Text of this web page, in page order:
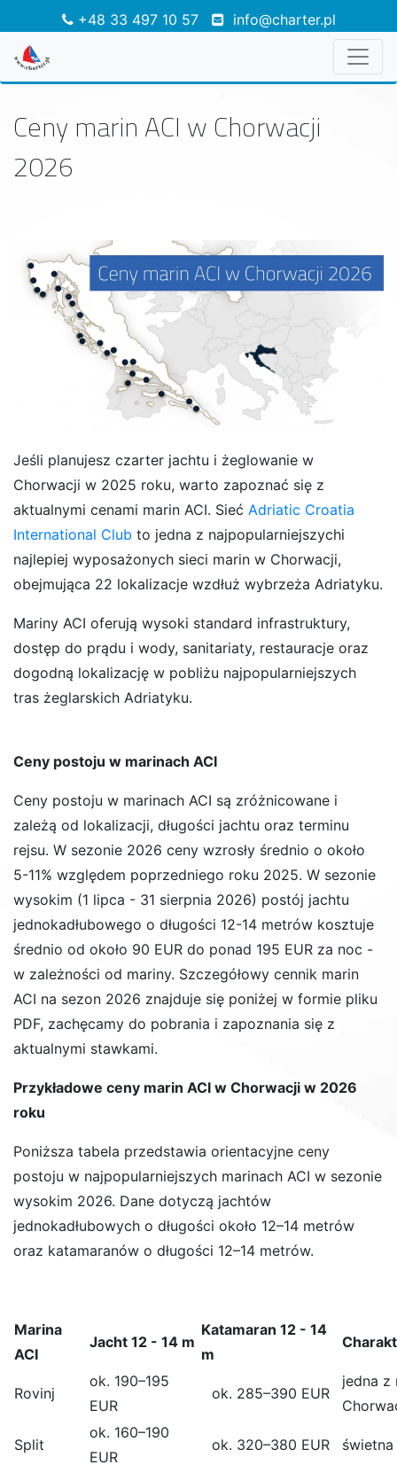
+48 33 497 10 57 info@charter.pl
Ceny marin ACI w Chorwacji
2026
Jeśli planujesz czarter jachtu i żeglowanie w
Chorwacji w 2025 roku, warto zapoznać się z
aktualnymi cenami marin ACI. Sieć Adriatic Croatia
International Club to jedna z najpopularniejszychi
najlepiej wyposażonych sieci marin w Chorwacji,
obejmująca 22 lokalizacje wzdłuż wybrzeża Adriatyku.
Mariny ACI oferują wysoki standard infrastruktury,
dostęp do prądu i wody, sanitariaty, restauracje oraz
dogodną lokalizację w pobliżu najpopularniejszych
tras żeglarskich Adriatyku.
Ceny postoju w marinach ACI
Ceny postoju w marinach ACI są zróżnicowane i
zależą od lokalizacji, długości jachtu oraz terminu
rejsu. W sezonie 2026 ceny wzrosły średnio o około
5-11% względem poprzedniego roku 2025. W sezonie
wysokim (1 lipca - 31 sierpnia 2026) postój jachtu
jednokadłubowego o długości 12-14 metrów kosztuje
średnio od około 90 EUR do ponad 195 EUR za noc -
w zależności od mariny. Szczegółowy cennik marin
ACI na sezon 2026 znajduje się poniżej w formie pliku
PDF, zachęcamy do pobrania i zapoznania się z
aktualnymi stawkami.
Przykładowe ceny marin ACI w Chorwacji w 2026
roku
Poniższa tabela przedstawia orientacyjne ceny
postoju w najpopularniejszych marinach ACI w sezonie
wysokim 2026. Dane dotyczą jachtów
jednokadłubowych o długości około 12–14 metrów
oraz katamaranów o długości 12–14 metrów.
Marina
ACI
Jacht 12 - 14 m
Katamaran 12 - 14
m
Rovinj
ok. 190–195
EUR
ok. 285–390 EUR
jedna z
Split
ok. 160–190
EUR
ok. 320–380 EUR